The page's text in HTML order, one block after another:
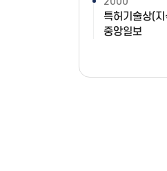
특허기술상(
중앙일보